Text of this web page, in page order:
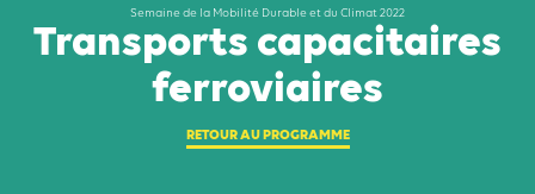
Semaine de la Mobilité Durable et du Climat 2022
Transports capacitaires
ferroviaires
RETOUR AU PROGRAMME